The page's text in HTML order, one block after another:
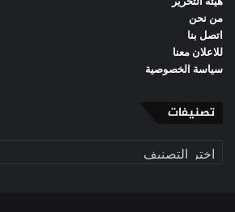
من نحن
اتصل بنا
للاعلان معنا
سياسة الخصوصية
تصنيفات
تصنيفات